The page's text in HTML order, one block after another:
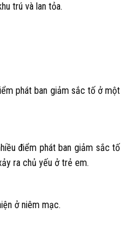
trú và lan tỏa.
phát ban giảm sắc tố ở một
điểm phát ban giảm sắc tố
ra chủ yếu ở trẻ em.
ở niêm mạc.